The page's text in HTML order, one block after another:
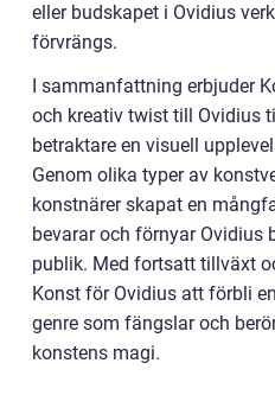
eller budskapet i Ovidius
förvrängs.
I sammanfattning erbjuder
och kreativ twist till Ovidius
betraktare en visuell
Genom olika typer av
konstnärer skapat en
bevarar och förnyar Ovidius
publik. Med fortsatt tillväxt
Konst för Ovidius att förbli
genre som fängslar och
konstens magi.